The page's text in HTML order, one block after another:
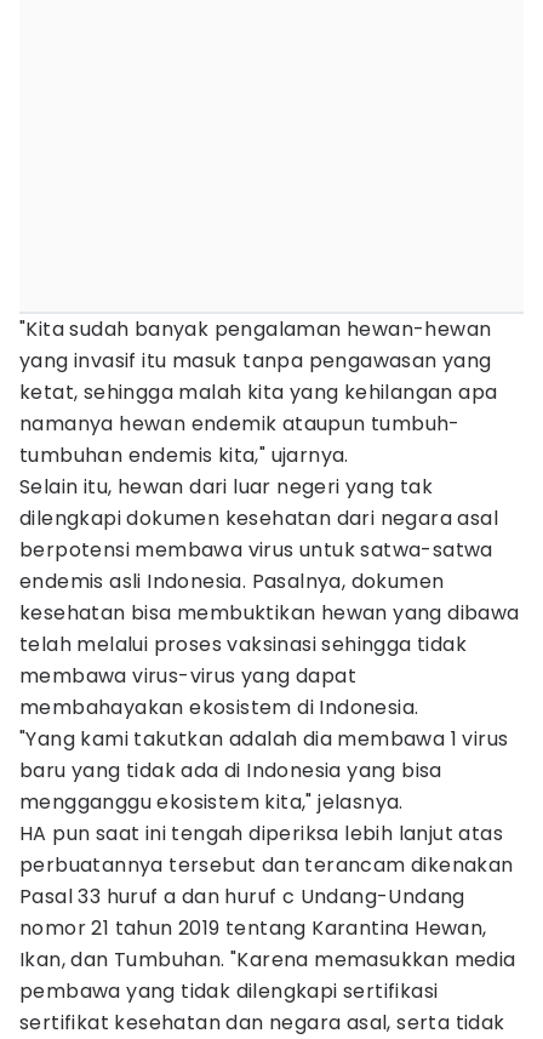
"Kita sudah banyak pengalaman hewan-hewan
yang invasif itu masuk tanpa pengawasan yang
ketat, sehingga malah kita yang kehilangan apa
namanya hewan endemik ataupun tumbuh-
tumbuhan endemis kita," ujarnya.
Selain itu, hewan dari luar negeri yang tak
dilengkapi dokumen kesehatan dari negara asal
berpotensi membawa virus untuk satwa-satwa
endemis asli Indonesia. Pasalnya, dokumen
kesehatan bisa membuktikan hewan yang dibawa
telah melalui proses vaksinasi sehingga tidak
membawa virus-virus yang dapat
membahayakan ekosistem di Indonesia.
"Yang kami takutkan adalah dia membawa 1 virus
baru yang tidak ada di Indonesia yang bisa
mengganggu ekosistem kita," jelasnya.
HA pun saat ini tengah diperiksa lebih lanjut atas
perbuatannya tersebut dan terancam dikenakan
Pasal 33 huruf a dan huruf c Undang-Undang
nomor 21 tahun 2019 tentang Karantina Hewan,
Ikan, dan Tumbuhan. "Karena memasukkan media
pembawa yang tidak dilengkapi sertifikasi
sertifikat kesehatan dan negara asal, serta tidak